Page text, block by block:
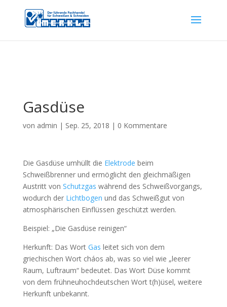
Gasdüse
von admin | Sep. 25, 2018 | 0 Kommentare
Die Gasdüse umhüllt die Elektrode beim
Schweißbrenner und ermöglicht den gleichmäßigen
Austritt von Schutzgas während des Schweißvorgangs,
wodurch der Lichtbogen und das Schweißgut von
atmosphärischen Einflüssen geschützt werden.
Beispiel: „Die Gasdüse reinigen“
Herkunft: Das Wort Gas leitet sich von dem
griechischen Wort cháos ab, was so viel wie „leerer
Raum, Luftraum“ bedeutet. Das Wort Düse kommt
von dem frühneuhochdeutschen Wort t(h)üsel, weitere
Herkunft unbekannt.